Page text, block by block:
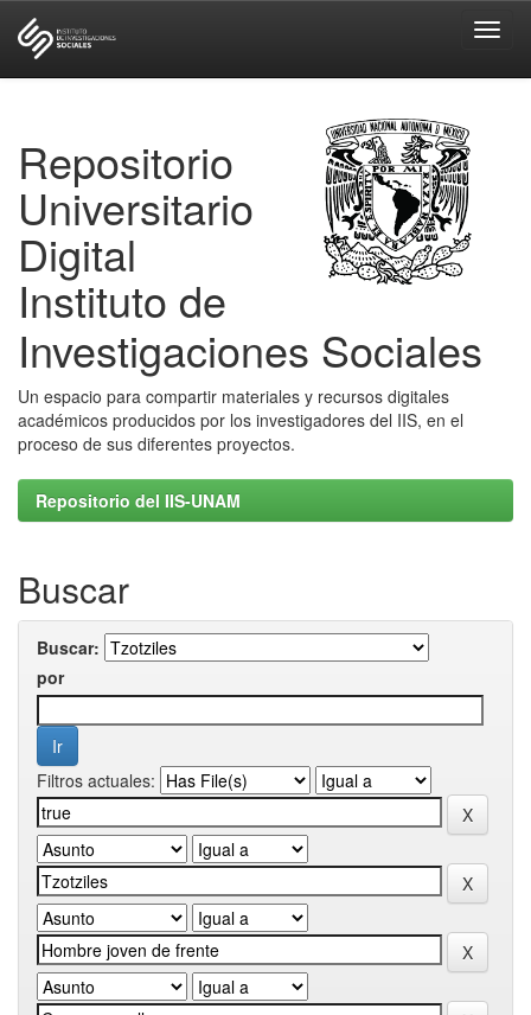
Repositorio
Universitario
Digital
Instituto de
Investigaciones Sociales
Un espacio para compartir materiales y recursos digitales
académicos producidos por los investigadores del IIS, en el
proceso de sus diferentes proyectos.
Repositorio del IIS-UNAM
Buscar
Buscar:
por
Filtros actuales: